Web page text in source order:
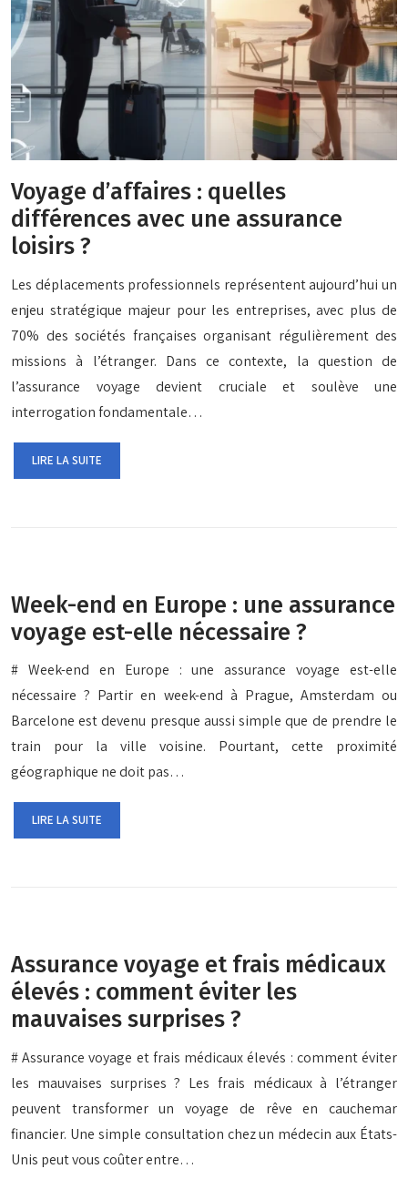
Voyage d’affaires : quelles
différences avec une assurance
loisirs ?
Les déplacements professionnels représentent aujourd’hui un
enjeu stratégique majeur pour les entreprises, avec plus de
70% des sociétés françaises organisant régulièrement des
missions à l’étranger. Dans ce contexte, la question de
l’assurance voyage devient cruciale et soulève une
interrogation fondamentale…
LIRE LA SUITE
Week-end en Europe : une assurance
voyage est-elle nécessaire ?
# Week-end en Europe : une assurance voyage est-elle
nécessaire ? Partir en week-end à Prague, Amsterdam ou
Barcelone est devenu presque aussi simple que de prendre le
train pour la ville voisine. Pourtant, cette proximité
géographique ne doit pas…
LIRE LA SUITE
Assurance voyage et frais médicaux
élevés : comment éviter les
mauvaises surprises ?
# Assurance voyage et frais médicaux élevés : comment éviter
les mauvaises surprises ? Les frais médicaux à l’étranger
peuvent transformer un voyage de rêve en cauchemar
financier. Une simple consultation chez un médecin aux États-
Unis peut vous coûter entre…